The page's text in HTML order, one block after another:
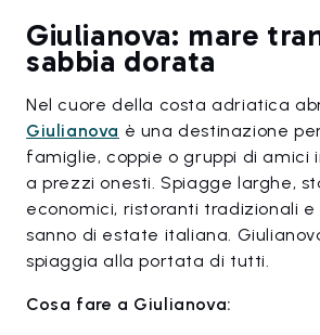
Giulianova: mare
sabbia dorata
Nel cuore della costa adriatica
Giulianova è una destinazione
famiglie, coppie o gruppi di amici
a prezzi onesti. Spiagge larghe,
economici, ristoranti tradizionali
sanno di estate italiana.
spiaggia alla portata di tutti.
Cosa fare a Giulianova: